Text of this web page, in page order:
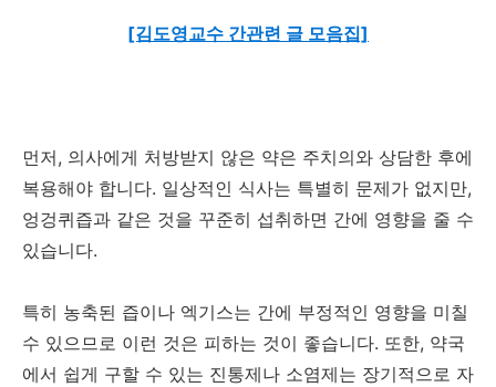
[김도영교수 간관련 글 모음집]
먼저, 의사에게 처방받지 않은 약은 주치의와 상담한 후에
복용해야 합니다. 일상적인 식사는 특별히 문제가 없지만,
엉겅퀴즙과 같은 것을 꾸준히 섭취하면 간에 영향을 줄 수
있습니다.
특히 농축된 즙이나 엑기스는 간에 부정적인 영향을 미칠
수 있으므로 이런 것은 피하는 것이 좋습니다. 또한, 약국
에서 쉽게 구할 수 있는 진통제나 소염제는 장기적으로 자